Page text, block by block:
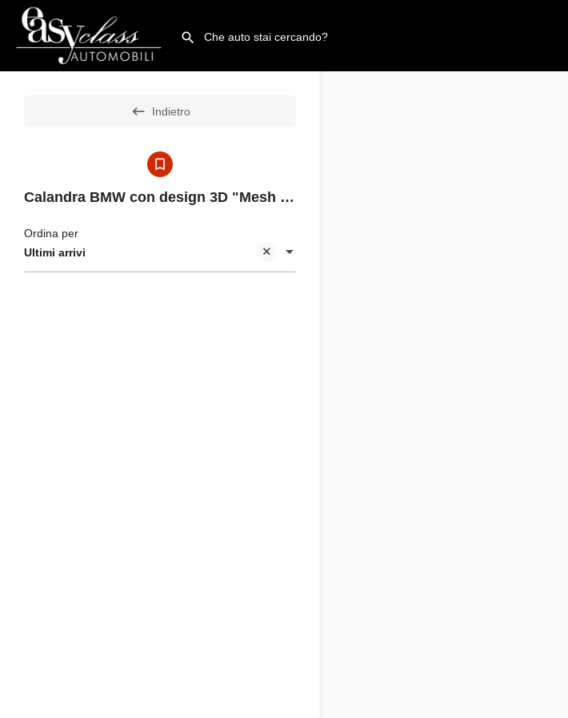
Indietro
Calandra BMW con design 3D "Mesh effect" con dettagli in alluminio opaco e cornice cromata
Ultimi arrivi
Ordina per